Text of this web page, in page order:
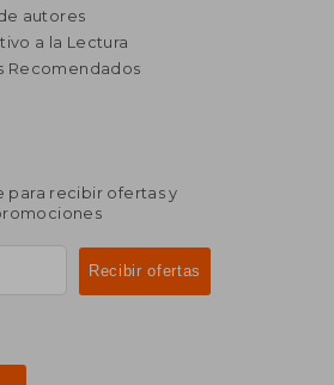
autores
a la Lectura
Recomendados
para recibir ofertas y